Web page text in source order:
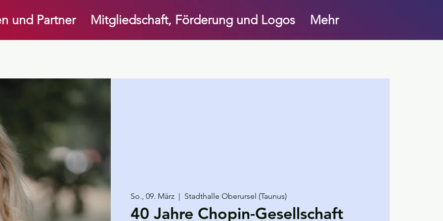
und Partner Mitgliedschaft, Förderung und Logos Mehr
So., 09. März Stadthalle Oberursel (Taunus)
40 Jahre Chopin-Gesellschaft